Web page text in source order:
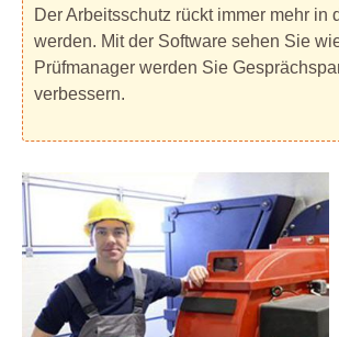
Der Arbeitsschutz rückt immer mehr
werden. Mit der Software sehen Sie
Prüfmanager werden Sie
verbessern.